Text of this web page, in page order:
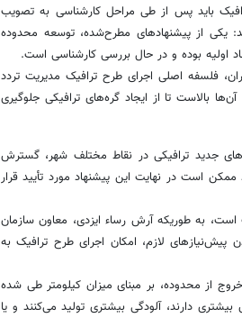
باید پس از طی مراحل کارشناسی به تصویب
یکی از پیشنهادهای مطرح‌شده، توسعه محدوده
بوده و در حال بررسی کارشناسی است.
فلسفه اصلی اجرای طرح ترافیک مدیریت تردد
بالاست تا از ایجاد گره‌های ترافیکی جلوگیری
جدید ترافیکی در نقاط مختلف شهر، گسترش
است در نهایت این پیشنهاد مورد تأیید قرار
به طوریکه آرش رساء ایزدی، معاون سازمان
لازم، امکان اجرای طرح ترافیک به‌
از محدوده، بر مبنای میزان کیلومتر طی‌ شده
دارند، آلودگی بیشتری تولید می‌کنند و یا